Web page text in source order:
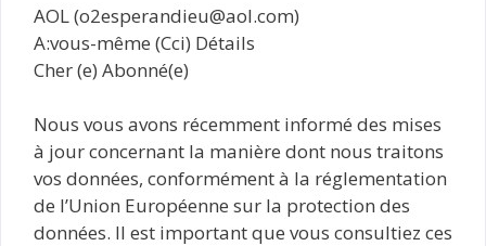
AOL (o2esperandieu@aol.com)
A:vous-même (Cci) Détails
Cher (e) Abonné(e)
Nous vous avons récemment informé des mises
à jour concernant la manière dont nous traitons
vos données, conformément à la réglementation
de l’Union Européenne sur la protection des
données. Il est important que vous consultiez ces